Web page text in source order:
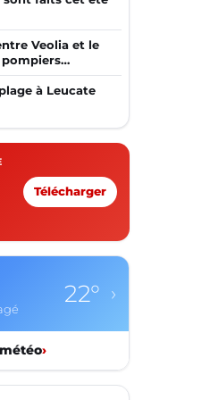
Veolia et le
pompiers
à Leucate
Télécharger
22° ›
›